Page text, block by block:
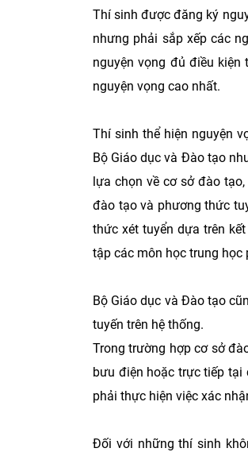
Thí sinh được đăng ký
nhưng phải sắp xếp các
nguyện vọng đủ điều
nguyện vọng cao nhất.
Thí sinh thể hiện nguyện
Bộ Giáo dục và Đào tạo
lựa chọn về cơ sở đào
đào tạo và phương thức
thức xét tuyển dựa trên
tập các môn học trung học
Bộ Giáo dục và Đào tạo
tuyến trên hệ thống.
Trong trường hợp cơ sở
bưu điện hoặc trực tiếp tại
phải thực hiện việc xác
Đối với những thí sinh